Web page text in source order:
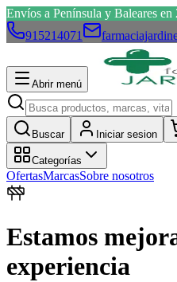
Envíos a Península y Baleares en
915214071
Abrir menú
Buscar Iniciar sesion
Categorías
OfertasMarcasSobre nosotros
Estamos
experiencia